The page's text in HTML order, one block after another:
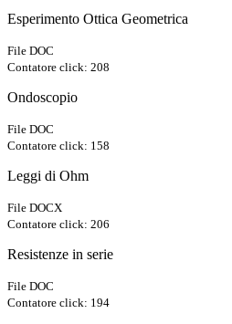
Esperimento Ottica Geometrica
File DOC
Contatore click: 208
Ondoscopio
File DOC
Contatore click: 158
Leggi di Ohm
File DOCX
Contatore click: 206
Resistenze in serie
File DOC
Contatore click: 194